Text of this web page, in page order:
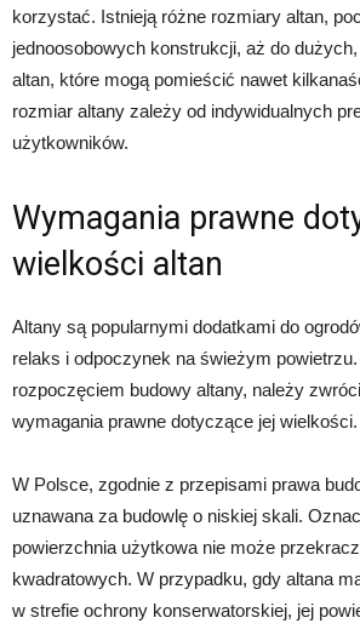
korzystać. Istnieją różne rozmiary altan,
jednoosobowych konstrukcji, aż do
altan, które mogą pomieścić nawet
rozmiar altany zależy od indywidualnych
użytkowników.
Wymagania prawne
wielkości altan
Altany są popularnymi dodatkami do
relaks i odpoczynek na świeżym
rozpoczęciem budowy altany, należy
wymagania prawne dotyczące jej wielkości.
W Polsce, zgodnie z przepisami prawa
uznawana za budowlę o niskiej skali.
powierzchnia użytkowa nie może
kwadratowych. W przypadku, gdy altana
w strefie ochrony konserwatorskiej, jej